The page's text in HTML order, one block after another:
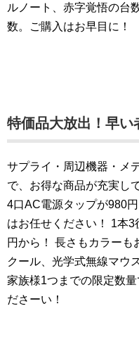
ルノート、赤字覚悟の台
数。ご購入はお早目に！
特価品大放出！早い
サプライ・周辺機器・メ
で、お得な商品が充実し
4口AC電源タップが980円
はお任せください！
1本3
円から！
長さもカラーも
クール、光学式無線マウ
家族様1つまでの限定数
ださーい！